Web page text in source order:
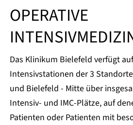
OPERATIVE
Das Klinikum Bielefeld verfügt
Intensivstationen der 3
und Bielefeld - Mitte über
Intensiv- und IMC-Plätze, auf
Patienten oder Patienten mit